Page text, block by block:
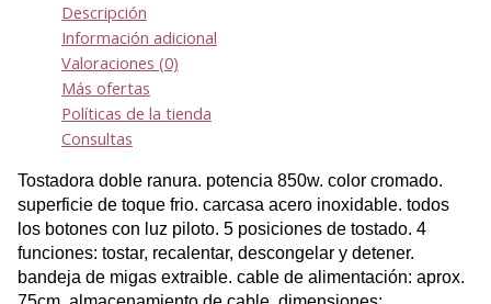
Descripción
Información adicional
Valoraciones (0)
Más ofertas
Políticas de la tienda
Consultas
Tostadora doble ranura. potencia 850w. color cromado.
superficie de toque frio. carcasa acero inoxidable. todos
los botones con luz piloto. 5 posiciones de tostado. 4
funciones: tostar, recalentar, descongelar y detener.
bandeja de migas extraible. cable de alimentación: aprox.